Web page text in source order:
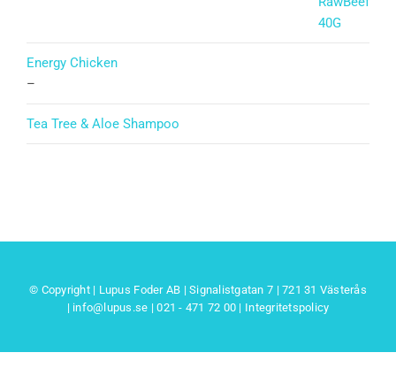
Energy Chicken
–
Tea Tree & Aloe Shampoo
© Copyright | Lupus Foder AB | Signalistgatan 7 | 721 31 Västerås
| info@lupus.se | 021 - 471 72 00 | Integritetspolicy